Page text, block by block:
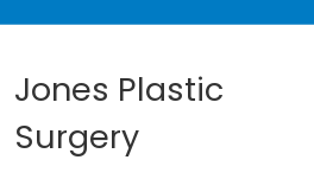
Jones Plastic
Surgery